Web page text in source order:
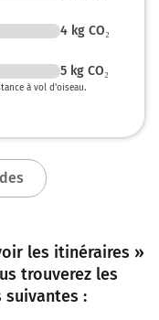
4 kg CO₂
5 kg CO₂
à vol d’oiseau.
les itinéraires »
trouverez les
suivantes :